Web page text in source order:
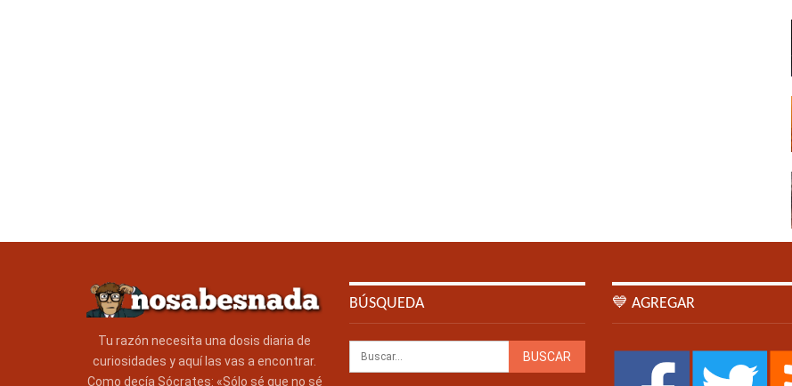
Tu razón necesita una dosis diaria de
curiosidades y aquí las vas a encontrar.
Como decía Sócrates: «Sólo sé que no sé
BÚSQUEDA 💙 AGREGAR